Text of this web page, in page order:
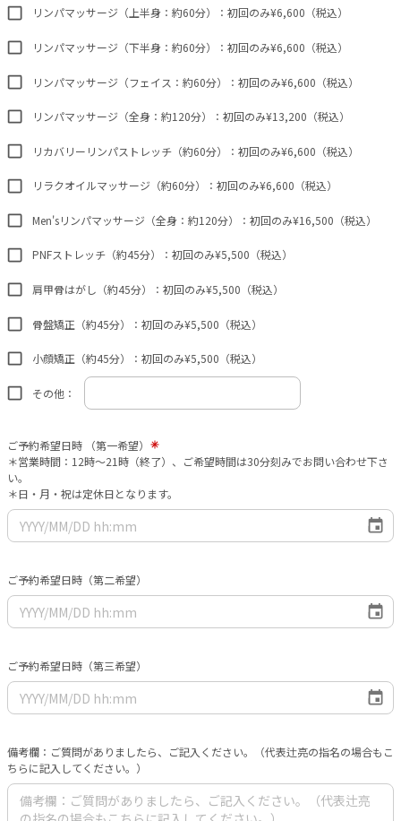
リンパマッサージ（上半身：約60分）：初回のみ¥6,600（税込）
リンパマッサージ（下半身：約60分）：初回のみ¥6,600（税込）
リンパマッサージ（フェイス：約60分）：初回のみ¥6,600（税込）
リンパマッサージ（全身：約120分）：初回のみ¥13,200（税込）
リカバリーリンパストレッチ（約60分）：初回のみ¥6,600（税込）
リラクオイルマッサージ（約60分）：初回のみ¥6,600（税込）
Men'sリンパマッサージ（全身：約120分）：初回のみ¥16,500（税込）
PNFストレッチ（約45分）：初回のみ¥5,500（税込）
肩甲骨はがし（約45分）：初回のみ¥5,500（税込）
骨盤矯正（約45分）：初回のみ¥5,500（税込）
小顔矯正（約45分）：初回のみ¥5,500（税込）
その他：
ご予約希望日時 （第一希望）
＊営業時間：12時〜21時（終了）、ご希望時間は30分刻みでお問い合わせ下さ
い。
＊日・月・祝は定休日となります。
ご予約希望日時（第二希望）
ご予約希望日時（第三希望）
備考欄：ご質問がありましたら、ご記入ください。（代表辻亮の指名の場合もこ
ちらに記入してください。）